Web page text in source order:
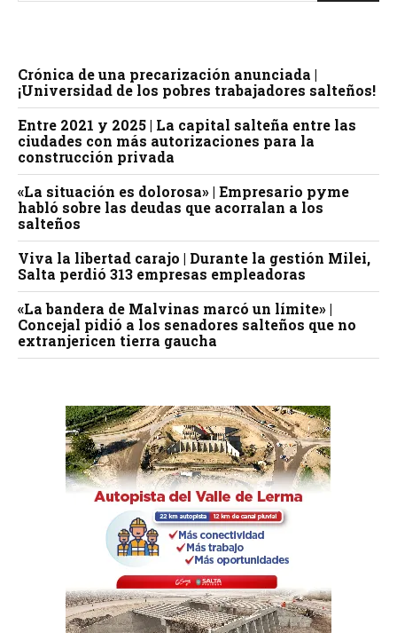
Crónica de una precarización anunciada |
¡Universidad de los pobres trabajadores salteños!
Entre 2021 y 2025 | La capital salteña entre las
ciudades con más autorizaciones para la
construcción privada
«La situación es dolorosa» | Empresario pyme
habló sobre las deudas que acorralan a los
salteños
Viva la libertad carajo | Durante la gestión Milei,
Salta perdió 313 empresas empleadoras
«La bandera de Malvinas marcó un límite» |
Concejal pidió a los senadores salteños que no
extranjericen tierra gaucha